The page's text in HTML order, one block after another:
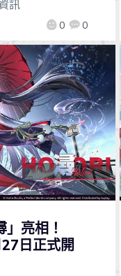
0 0
訊
」亮相！
日正式開